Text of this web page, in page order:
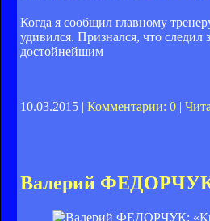
Когда я сообщил главному
удивился. Признался, что
достойнейшим
10.03.2015 | Комментарии: 0
Валерий ФЕДОРЧУК: